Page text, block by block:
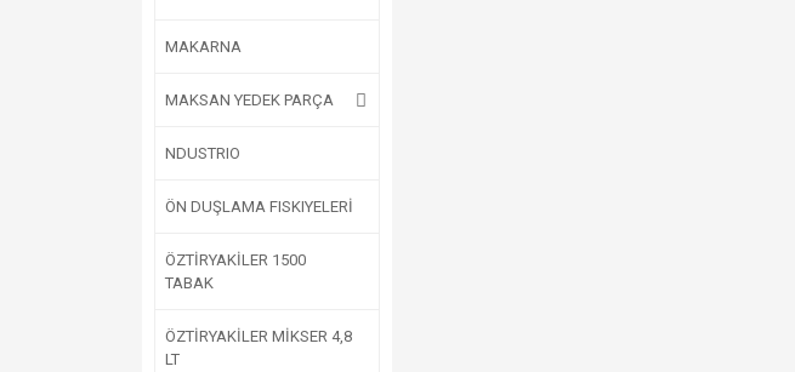
MAKARNA
MAKSAN YEDEK PARÇA
NDUSTRIO
ÖN DUŞLAMA FISKIYELERİ
ÖZTİRYAKİLER 1500
TABAK
ÖZTİRYAKİLER MİKSER 4,8
LT